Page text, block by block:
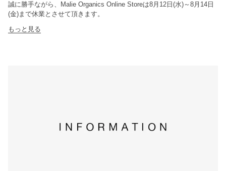
誠に勝手ながら、Malie Organics Online Storeは8月12日(水)～8月14日
(金)まで休業とさせて頂きます。
もっと見る